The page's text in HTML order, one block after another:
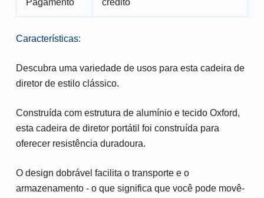
Pagamento
crédito
Características:
Descubra uma variedade de usos para esta cadeira de
diretor de estilo clássico.
Construída com estrutura de alumínio e tecido Oxford,
esta cadeira de diretor portátil foi construída para
oferecer resistência duradoura.
O design dobrável facilita o transporte e o
armazenamento - o que significa que você pode movê-